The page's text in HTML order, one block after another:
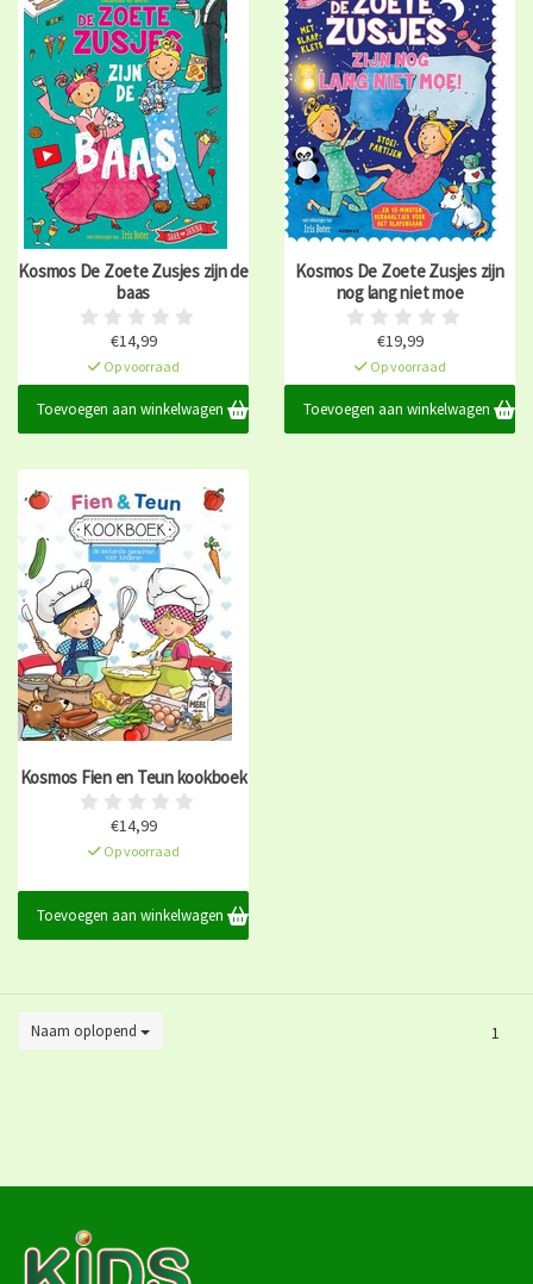
Kosmos De Zoete Zusjes zijn de
baas
€14,99
Op voorraad
Toevoegen aan winkelwagen
Kosmos De Zoete Zusjes zijn
nog lang niet moe
€19,99
Op voorraad
Toevoegen aan winkelwagen
Kosmos Fien en Teun kookboek
€14,99
Op voorraad
Toevoegen aan winkelwagen
Naam oplopend 1